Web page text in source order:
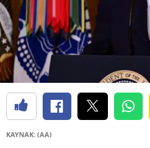
KAYNAK: (AA)